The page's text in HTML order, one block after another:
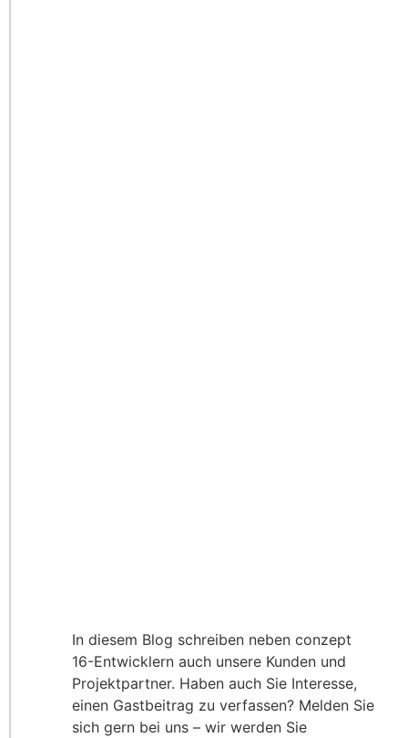
In diesem Blog schreiben neben conzept
16-Entwicklern auch unsere Kunden und
Projektpartner. Haben auch Sie Interesse,
einen Gastbeitrag zu verfassen? Melden Sie
sich gern bei uns – wir werden Sie